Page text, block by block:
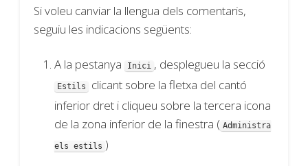
Si voleu canviar la llengua dels comentaris,
seguiu les indicacions següents:
A la pestanya Inici , desplegueu la secció
Estils
clicant sobre la fletxa del cantó
inferior dret i cliqueu sobre la tercera icona
de la zona inferior de la finestra ( Administra
els estils )